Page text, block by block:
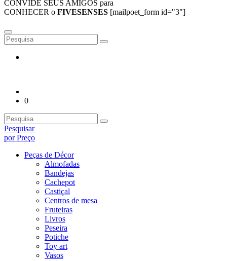
CONVIDE SEUS AMIGOS para
CONHECER o FIVESENSES [mailpoet_form id="3"]
0
Pesquisar
por Preço
Peças de Décor
Almofadas
Bandejas
Cachepot
Castiçal
Centros de mesa
Fruteiras
Livros
Peseira
Potiche
Toy art
Vasos